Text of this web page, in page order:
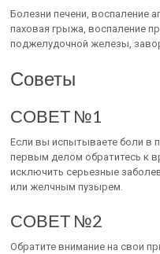
Болезни печени, воспаление
паховая грыжа, воспаление
поджелудочной железы,
Советы
СОВЕТ №1
Если вы испытываете боли в
первым делом обратитесь к
исключить серьезные
или желчным пузырем.
СОВЕТ №2
Обратите внимание на свои